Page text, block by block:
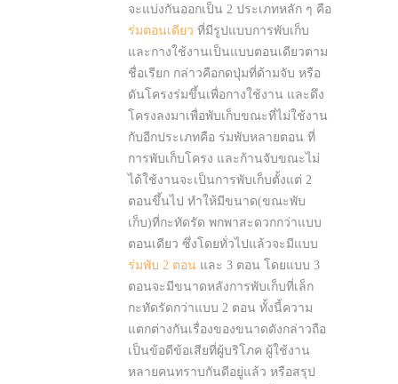
จะแบ่งกันออกเป็น 2 ประเภทหลัก ๆ คือ
ร่มตอนเดียว ที่มีรูปแบบการพับเก็บ
และกางใช้งานเป็นแบบตอนเดียวตาม
ชื่อเรียก กล่าวคือกดปุ่มที่ด้ามจับ หรือ
ดันโครงร่มขึ้นเพื่อกางใช้งาน และดึง
โครงลงมาเพื่อพับเก็บขณะที่ไม่ใช้งาน
กับอีกประเภทคือ ร่มพับหลายตอน ที่
การพับเก็บโครง และก้านจับขณะไม่
ได้ใช้งานจะเป็นการพับเก็บตั้งแต่ 2
ตอนขึ้นไป ทำให้มีขนาด(ขณะพับ
เก็บ)ที่กะทัดรัด พกพาสะดวกกว่าแบบ
ตอนเดียว ซึ่งโดยทั่วไปแล้วจะมีแบบ
ร่มพับ 2 ตอน และ 3 ตอน โดยแบบ 3
ตอนจะมีขนาดหลังการพับเก็บที่เล็ก
กะทัดรัดกว่าแบบ 2 ตอน ทั้งนี้ความ
แตกต่างกันเรื่องของขนาดดังกล่าวถือ
เป็นข้อดีข้อเสียที่ผู้บริโภค ผู้ใช้งาน
หลายคนทราบกันดีอยู่แล้ว หรือสรุป